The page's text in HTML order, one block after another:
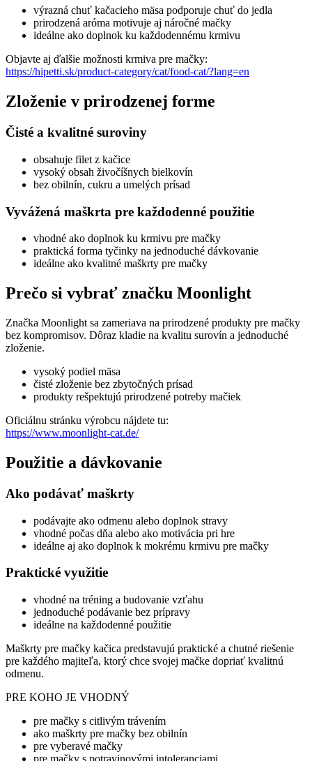
výrazná chuť kačacieho mäsa podporuje chuť do jedla
prirodzená aróma motivuje aj náročné mačky
ideálne ako doplnok ku každodennému krmivu
Objavte aj ďalšie možnosti krmiva pre mačky:
https://hipetti.sk/product-category/cat/food-cat/?lang=en
Zloženie v prirodzenej forme
Čisté a kvalitné suroviny
obsahuje filet z kačice
vysoký obsah živočíšnych bielkovín
bez obilnín, cukru a umelých prísad
Vyvážená maškrta pre každodenné použitie
vhodné ako doplnok ku krmivu pre mačky
praktická forma tyčinky na jednoduché dávkovanie
ideálne ako kvalitné maškrty pre mačky
Prečo si vybrať značku Moonlight
Značka Moonlight sa zameriava na prirodzené produkty pre mačky
bez kompromisov. Dôraz kladie na kvalitu surovín a jednoduché
zloženie.
vysoký podiel mäsa
čisté zloženie bez zbytočných prísad
produkty rešpektujú prirodzené potreby mačiek
Oficiálnu stránku výrobcu nájdete tu:
https://www.moonlight-cat.de/
Použitie a dávkovanie
Ako podávať maškrty
podávajte ako odmenu alebo doplnok stravy
vhodné počas dňa alebo ako motivácia pri hre
ideálne aj ako doplnok k mokrému krmivu pre mačky
Praktické využitie
vhodné na tréning a budovanie vzťahu
jednoduché podávanie bez prípravy
ideálne na každodenné použitie
Maškrty pre mačky kačica predstavujú praktické a chutné riešenie
pre každého majiteľa, ktorý chce svojej mačke dopriať kvalitnú
odmenu.
PRE KOHO JE VHODNÝ
pre mačky s citlivým trávením
ako maškrty pre mačky bez obilnín
pre vyberavé mačky